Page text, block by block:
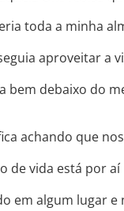
toda a minha
aproveitar a
bem debaixo do
achando que
de vida está por aí
em algum lugar e